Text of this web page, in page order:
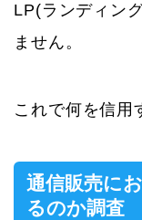
LP(ランディン
ません。
これで何を信用
通信販売に
るのか調査